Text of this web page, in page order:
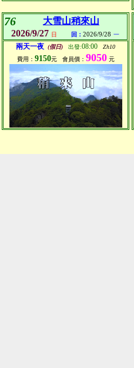
76
大雪山稍來山
2026/9/27 日 回： 2026/9/28 一
兩天一夜 (假日) 出發:08:00
Zh10
費用： 9150元 會員價： 9050元